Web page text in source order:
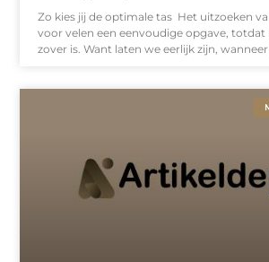
Zo kies jij de optimale tas Het uitzoeken
voor velen een eenvoudige opgave,
zover is. Want laten we eerlijk zijn,